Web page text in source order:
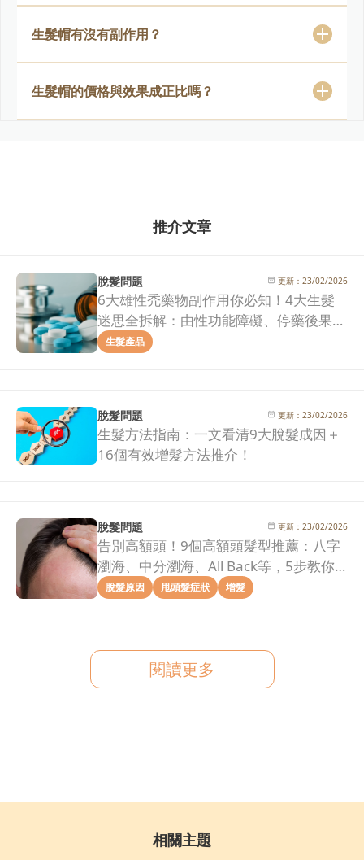
生髮帽有沒有副作用？
生髮帽的價格與效果成正比嗎？
推介文章
脫髮問題 更新： 23/02/2026
6大雄性禿藥物副作用你必知！4大生髮
迷思全拆解：由性功能障礙、停藥後果到
治療效果一次看清！
生髮產品
脫髮問題 更新： 23/02/2026
生髮方法指南：一文看清9大脫髮成因＋
16個有效增髮方法推介！
脫髮問題 更新： 23/02/2026
告別高額頭！9個高額頭髮型推薦：八字
瀏海、中分瀏海、All Back等，5步教你
拯救髮際線危機！
脫髮原因 甩頭髮症狀 增髮
閱讀更多
相關主題